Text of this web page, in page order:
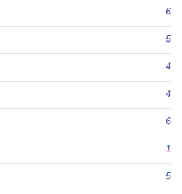
6
5
4
4
6
1
5